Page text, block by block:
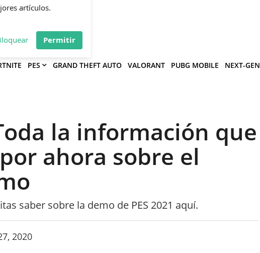
te envíe
PES GRAND THEFT AUTO VALORANT PUBG MOBILE NEXT-GEN
la información que
ahora sobre el
saber sobre la demo de PES 2021 aquí.
2020